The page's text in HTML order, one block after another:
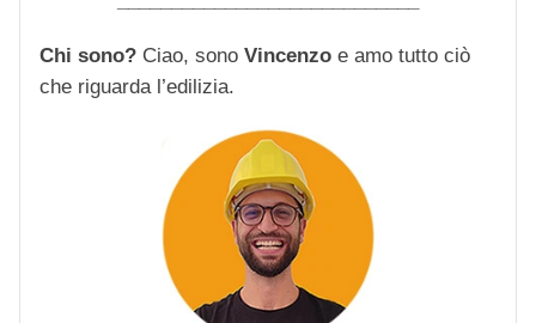
Chi sono? Ciao, sono Vincenzo e amo tutto ciò
che riguarda l’edilizia.